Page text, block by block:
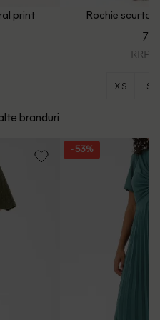
print Rochie scurta
RRP:
XS S
branduri
- 53%